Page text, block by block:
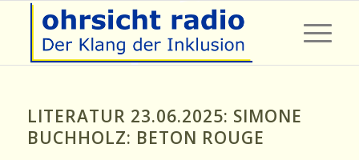
LITERATUR 23.06.2025: SIMONE
BUCHHOLZ: BETON ROUGE